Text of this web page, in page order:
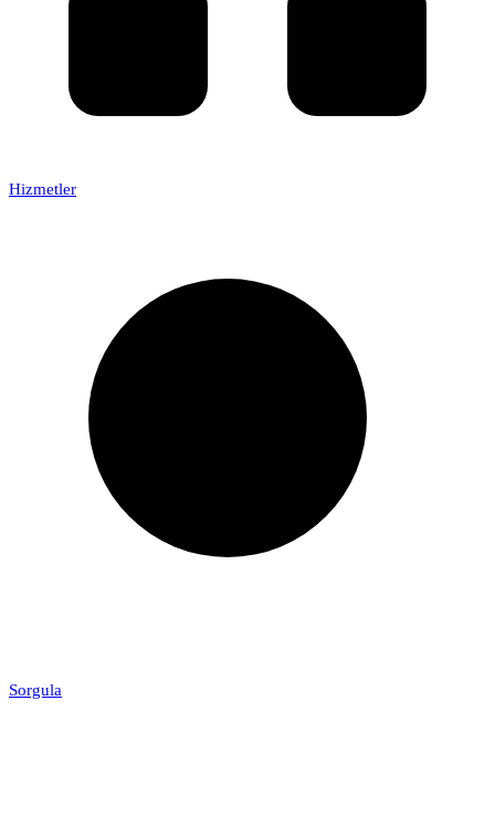
Hizmetler
Sorgula